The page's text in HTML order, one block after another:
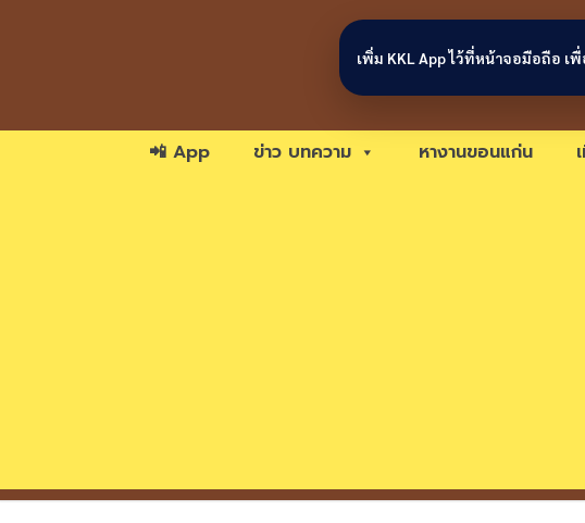
📲 App ข่าว บทความ หางานขอนแก่น
เพิ่ม KKL App ไว้ที่หน้าจอมือถือ เ